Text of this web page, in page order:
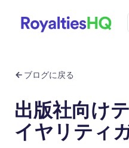
ブログに戻る
出版社向け
イヤリティ